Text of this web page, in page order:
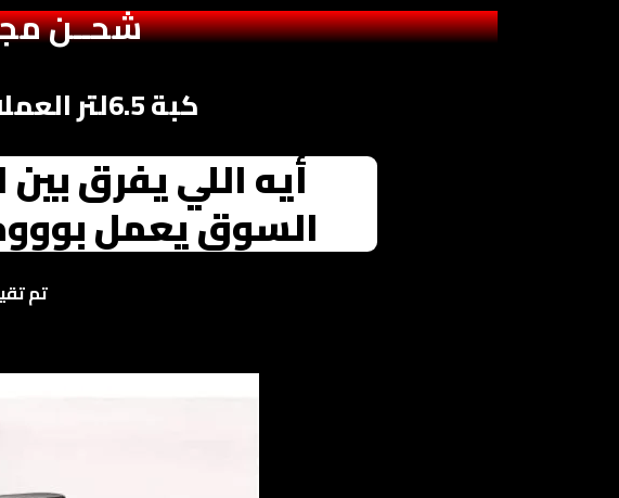
شحــن
كبة 6.5لتر العملاقة من سوكاني الاصلية 1500واط
أيه اللي يفرق بين
السوق يعمل
تم تقييمها